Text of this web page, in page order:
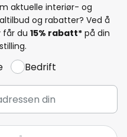
aktuelle interiør- og
og rabatter? Ved å
får du 15% rabatt* på din
Bedrift